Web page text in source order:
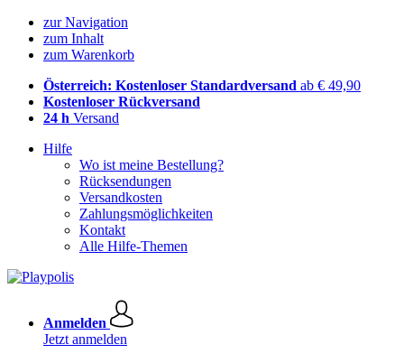
zur Navigation
zum Inhalt
zum Warenkorb
Österreich: Kostenloser Standardversand ab € 49,90
Kostenloser Rückversand
24 h Versand
Hilfe
Wo ist meine Bestellung?
Rücksendungen
Versandkosten
Zahlungsmöglichkeiten
Kontakt
Alle Hilfe-Themen
Anmelden
Jetzt anmelden